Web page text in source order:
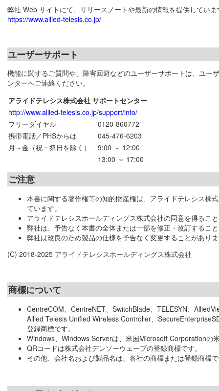
弊社 Web サイトにて、リリースノートや最新の情報を提供していま
https://www.allied-telesis.co.jp/
ユーザーサポート
機能に関するご質問や、障害回避などのユーザーサポートは、ユ
ンターへご連絡ください。
アライドテレシス株式会社 サポートセンター
http://www.allied-telesis.co.jp/support/info/
フリーダイヤル
0120-860772
携帯電話／PHSからは
045-476-6203
月～金（祝・祭日を除く）
9:00 ～ 12:00
13:00 ～ 17:00
ご注意
本書に関する著作権等の知的財産権は、アライドテレシス株
ています。
アライドテレシスホールディングス株式会社の同意を得るこ
弊社は、予告なく本書の全体または一部を修正・改訂するこ
弊社は改良のため製品の仕様を予告なく変更することがあり
(C) 2018-2025 アライドテレシスホールディングス株式会社
商標について
CentreCOM、CentreNET、SwitchBlade、TELESYN、
Allied Telesis Unified Wireless Controller、
登録商標です。
Windows、Windows Serverは、米国Microsoft Corporationの
QRコードは株式会社デンソーウェーブの登録商標です。
その他、会社名および製品名は、各社の商標または登録商標